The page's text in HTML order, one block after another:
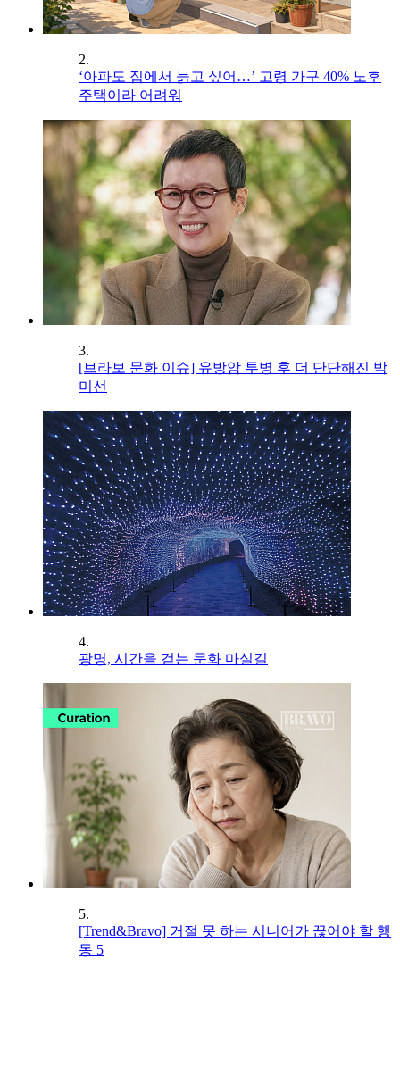
2.
‘아파도 집에서 늙고 싶어…’ 고령 가구 40% 노후
주택이라 어려워
3.
[브라보 문화 이슈] 유방암 투병 후 더 단단해진 박
미선
4.
광명, 시간을 걷는 문화 마실길
5.
[Trend&Bravo] 거절 못 하는 시니어가 끊어야 할 행
동 5